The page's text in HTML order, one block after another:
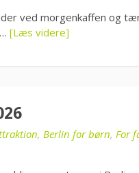
ved morgenkaffen og
[Læs videre]
, Berlin for børn, For